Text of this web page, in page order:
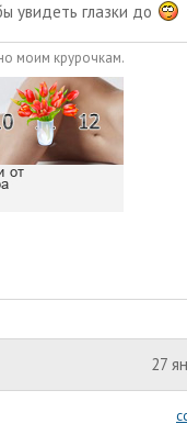
увидеть глазки до
моим крурочкам.
27